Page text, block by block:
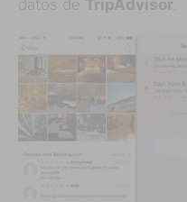
datos de TripAdvisor.